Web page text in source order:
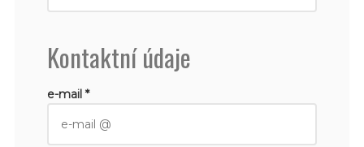
Kontaktní údaje
e-mail *